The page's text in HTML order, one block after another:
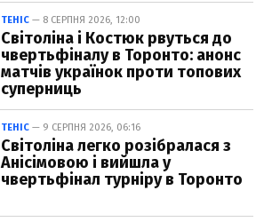
ТЕНІС — 8 СЕРПНЯ 2026, 12:00
Світоліна і Костюк рвуться до
чвертьфіналу в Торонто: анонс
матчів українок проти топових
суперниць
ТЕНІС — 9 СЕРПНЯ 2026, 06:16
Світоліна легко розібралася з
Анісімовою і вийшла у
чвертьфінал турніру в Торонто